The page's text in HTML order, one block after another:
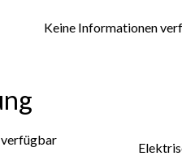
Keine Informationen